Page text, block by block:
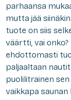
parhaansa
mutta jää
tuote on siis
väärtti, vai
ehdottomasti
paljaaltaan
puolilitrainen
vaikkapa saunan